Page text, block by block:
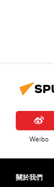
Weibo
關於我們